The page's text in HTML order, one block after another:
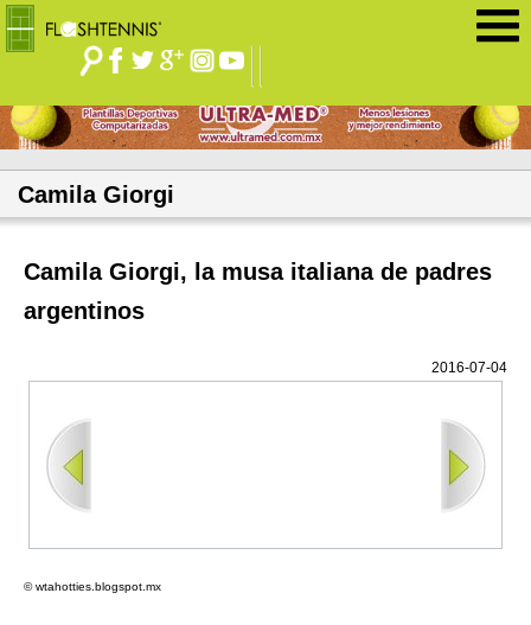
Camila Giorgi
Camila Giorgi, la musa italiana de padres
argentinos
2016-07-04
© wtahotties.blogspot.mx